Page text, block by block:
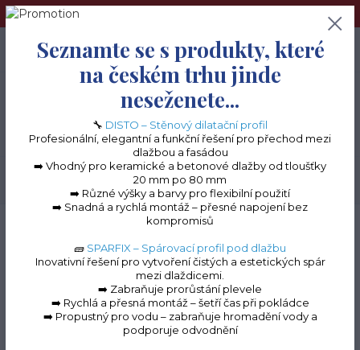
➢Terče pod dlažbu naleznete na e-shopu www.terceshop.cz!➢
+420 605 740 744
0
0 Kč
Balkonové lišty do lepidla Balkonový profil BP 32
Roh k balkonové liště
BP32 - 90° - stříbrný
ELOX
Seznamte se s produkty, které
na českém trhu jinde
neseženete...
🔧 DISTO – Stěnový dilatační profil
Profesionální, elegantní a funkční řešení pro přechod mezi
dlažbou a fasádou
➡️ Vhodný pro keramické a betonové dlažby od tloušťky
20 mm po 80 mm
➡️ Různé výšky a barvy pro flexibilní použití
➡️ Snadná a rychlá montáž – přesné napojení bez
kompromisů
🧱 SPARFIX – Spárovací profil pod dlažbu
Inovativní řešení pro vytvoření čistých a estetických spár
mezi dlaždicemi.
➡️ Zabraňuje prorůstání plevele
➡️ Rychlá a přesná montáž – šetří čas při pokládce
➡️ Propustný pro vodu – zabraňuje hromadění vody a
podporuje odvodnění